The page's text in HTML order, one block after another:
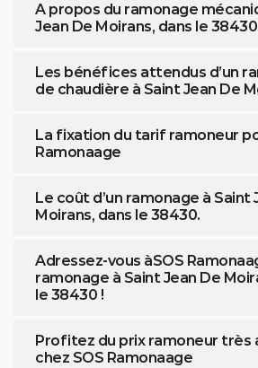
A propos du ramonage
Jean De Moirans, dans le
Les bénéfices attendus d’un
de chaudière à Saint Jean De
La fixation du tarif ramoneur
Ramonaage
Le coût d’un ramonage à Saint
Moirans, dans le 38430.
Adressez-vous àSOS
ramonage à Saint Jean De
le 38430 !
Profitez du prix ramoneur très
chez SOS Ramonaage